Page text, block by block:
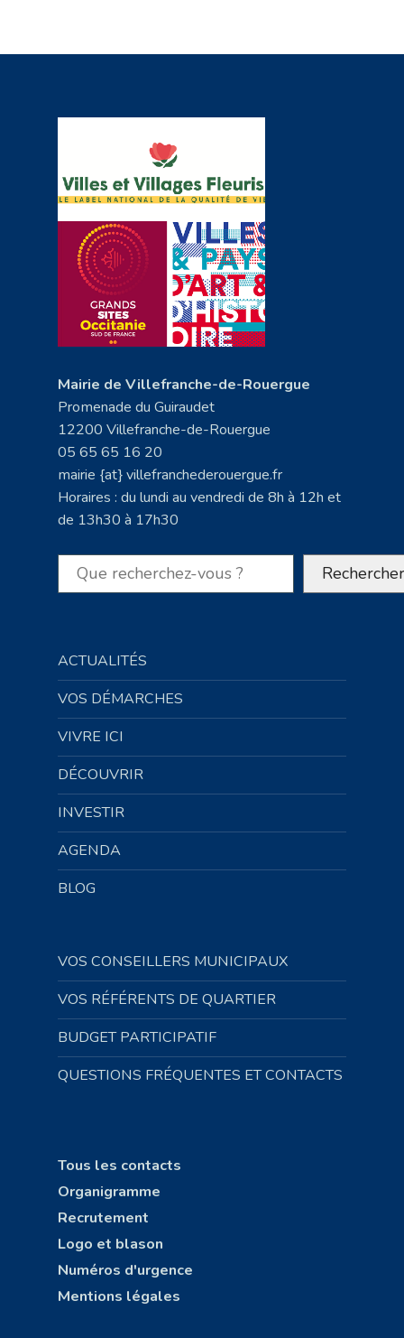
Mairie de Villefranche-de-Rouergue
Promenade du Guiraudet
12200 Villefranche-de-Rouergue
05 65 65 16 20
mairie {at} villefranchederouergue.fr
Horaires : du lundi au vendredi de 8h à 12h et
de 13h30 à 17h30
Rechercher Rechercher
ACTUALITÉS
VOS DÉMARCHES
VIVRE ICI
DÉCOUVRIR
INVESTIR
AGENDA
BLOG
VOS CONSEILLERS MUNICIPAUX
VOS RÉFÉRENTS DE QUARTIER
BUDGET PARTICIPATIF
QUESTIONS FRÉQUENTES ET CONTACTS
Tous les contacts
Organigramme
Recrutement
Logo et blason
Numéros d'urgence
Mentions légales